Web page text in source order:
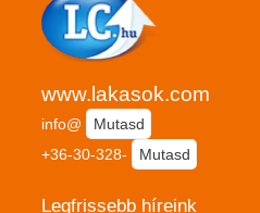
www.lakasok.com
info@
Mutasd
+36-30-328-
Mutasd
Legfrissebb híreink